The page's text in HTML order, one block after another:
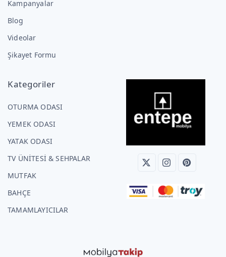
Kampanyalar
Blog
Videolar
Şikayet Formu
Kategoriler
OTURMA ODASI
YEMEK ODASI
YATAK ODASI
TV ÜNİTESİ & SEHPALAR
MUTFAK
BAHÇE
TAMAMLAYICILAR